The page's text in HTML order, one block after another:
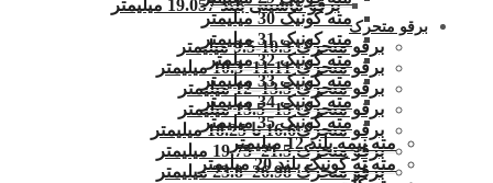
برقو ماشینی بلند 19.057 میلیمتر
برقو متحرک
برقو متحرک 10.3-9.5 میلیمتر
برقو متحرک 11.11–10.3 میلیمتر
برقو متحرک 13.5–12 میلیمتر
برقو متحرک 15–13.5 میلیمتر
برقو متحرک16.6 تا 18.25 میلیمتر
برقو متحرک 21.5–19.75 میلیمتر
برقو متحرک 26.98–23.8 میلیمتر
مته کونیک 30 میلیمتر
مته کونیک 31 میلیمتر
مته کونیک 32 میلمتر
مته کونیک 33 میلیمتر
مته کونیک 34 میلیمتر
مته کونیک 35 میلیمتر
مته نیمه بلند 12 میلیمتر
مته ته کونیک بلند 20 میلیمتر